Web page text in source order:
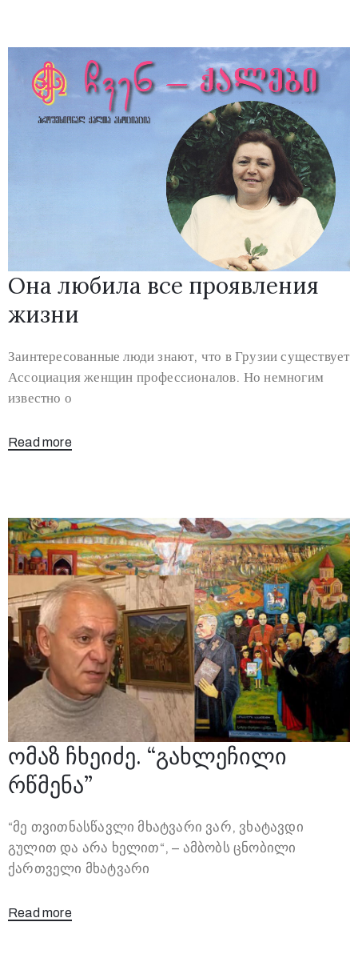
Она любила все проявления
жизни
Заинтересованные люди знают, что в Грузии существует
Ассоциация женщин профессионалов. Но немногим
известно о
Read more
ომაზ ჩხეიძე. “გახლეჩილი
რწმენა”
“მე თვითნასწავლი მხატვარი ვარ, ვხატავდი
გულით და არა ხელით“, – ამბობს ცნობილი
ქართველი მხატვარი
Read more